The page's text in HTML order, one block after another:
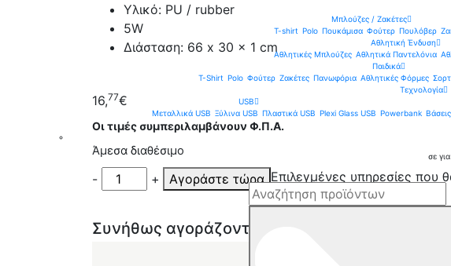
Μπλούζες / Ζακέτες
T-shirt Polo Πουκάμισα Φούτερ Πουλόβερ
Αθλητική Ένδυση
Aθλητικές Μπλούζες Αθλητικά Παντελόνια
Παιδικά
T-Shirt Polo Φούτερ Ζακέτες Πανωφόρια Αθλητικές Φόρμες
Τεχνολογία
USB
Μεταλλικά USB Ξύλινα USB Πλαστικά USB Plexi Glass USB Powerbank
σε
Υλικό: PU / rubber
5W
Διάσταση: 66 x 30 x 1 cm
16,77€
Οι τιμές συμπεριλαμβάνουν Φ.Π.Α.
Άμεσα διαθέσιμο
- + Αγοράστε τώρα Επιλεγμένες υπηρεσίες που
Συνήθως αγοράζονται μαζί